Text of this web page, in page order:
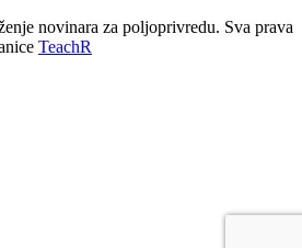
novinara za poljoprivredu. Sva prava
TeachR